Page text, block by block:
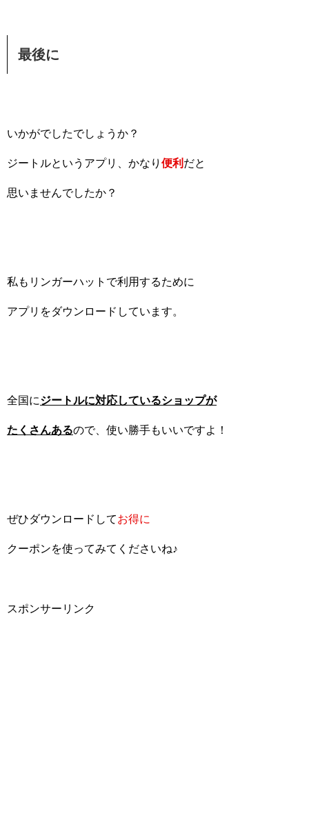
最後に
いかがでしたでしょうか？
ジートルというアプリ、かなり 便利 だと
思いませんでしたか？
私もリンガーハットで利用するために
アプリをダウンロードしています。
全国にジートルに対応しているショップが
たくさんあるので、使い勝手もいいですよ！
ぜひダウンロードしてお得に
クーポンを使ってみてくださいね♪
スポンサーリンク